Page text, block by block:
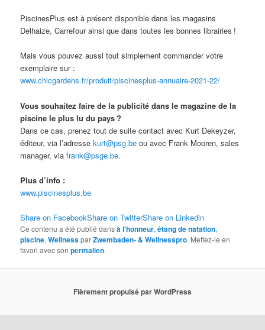
PiscinesPlus est à présent disponible dans les magasins
Delhaize, Carrefour ainsi que dans toutes les bonnes librairies !
Mais vous pouvez aussi tout simplement commander votre
exemplaire sur :
www.chicgardens.fr/produit/piscinesplus-annuaire-2021-22/
Vous souhaitez faire de la publicité dans le magazine de la
piscine le plus lu du pays ?
Dans ce cas, prenez tout de suite contact avec Kurt Dekeyzer,
éditeur, via l’adressekurt@psg.be ou avec Frank Mooren, sales
manager, viafrank@psge.be.
Plus d’info :
www.piscinesplus.be
Share on FacebookShare on TwitterShare on Linkedin
Ce contenu a été publié dansà l'honneur,étang de natation,
piscine,WellnessparZwembaden- & Wellnesspro. Mettez-le en
favori avec sonpermalien.
Fièrement propulsé par WordPress